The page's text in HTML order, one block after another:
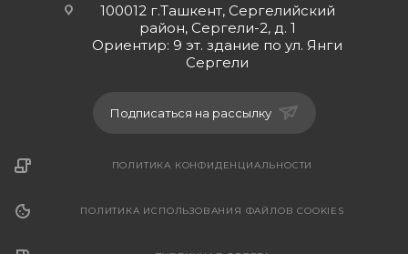
100012 г.Ташкент, Сергелийский
район, Сергели-2, д. 1
Ориентир: 9 эт. здание по ул. Янги
Сергели
Подписаться на рассылку
ПОЛИТИКА КОНФИДЕНЦИАЛЬНОСТИ
ПОЛИТИКА ИСПОЛЬЗОВАНИЯ ФАЙЛОВ COOKIES